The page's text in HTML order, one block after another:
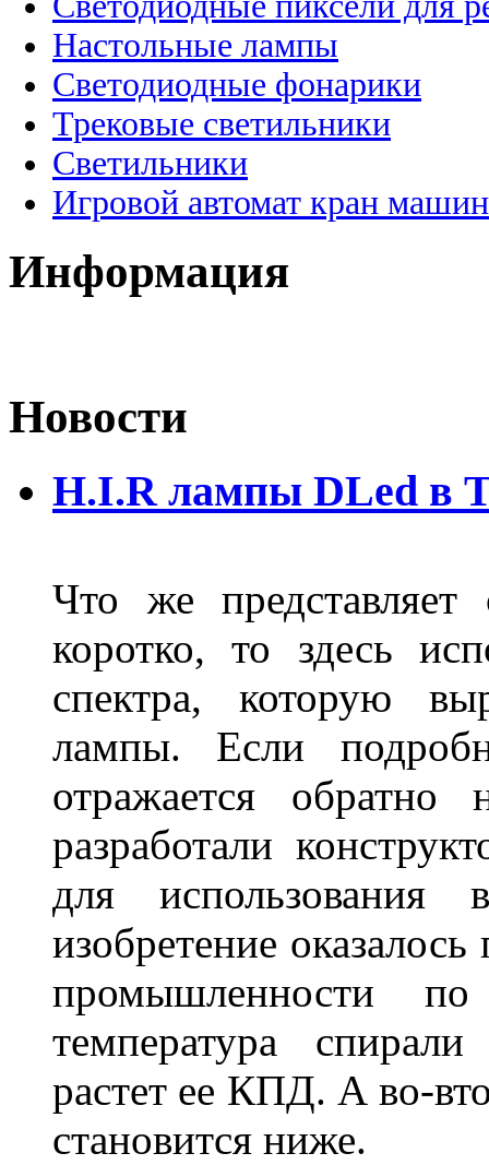
Настольные лампы
Светодиодные фонарики
Трековые светильники
Светильники
Игровой автомат кран
Информация
Новости
H.I.R лампы DLed в
Что же
коротко, то здесь
спектра, которую
лампы. Если
отражается
разработали
для использования
изобретение
промышленности
температура
растет ее КПД. А во-
становится ниже.